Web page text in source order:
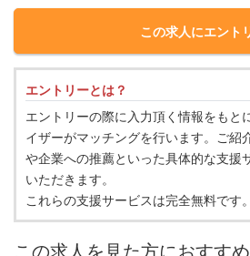
この求人にエント
エントリーとは？
エントリーの際に入力頂く情報をもと
イザーがマッチングを行います。ご紹
や企業への推薦といった具体的な支援
いただきます。
これらの支援サービスは完全無料です。
この求人を見た方におすす